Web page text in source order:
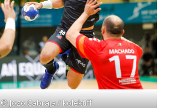
© Jozo Cabraja / kolektiff